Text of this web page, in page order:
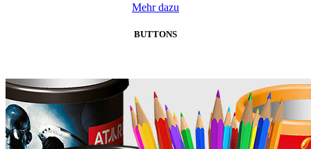
Mehr dazu
BUTTONS